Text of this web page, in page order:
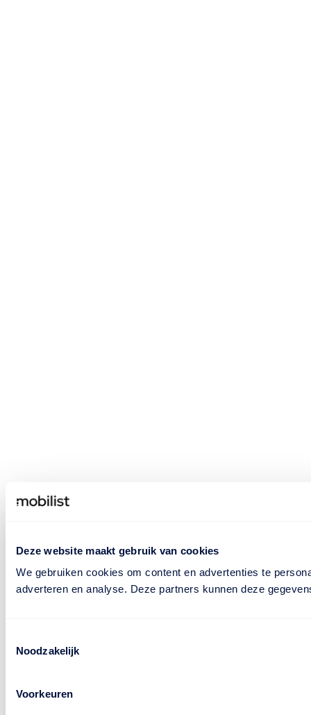
Deze website maakt gebruik van cookies
We gebruiken cookies om content en advertenties te
adverteren en analyse. Deze partners kunnen deze
Noodzakelijk
Voorkeuren